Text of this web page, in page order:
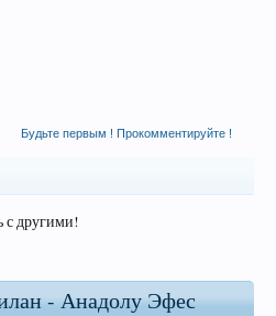
Будьте первым ! Прокомментируйте !
с другими!
- Анадолу Эфес